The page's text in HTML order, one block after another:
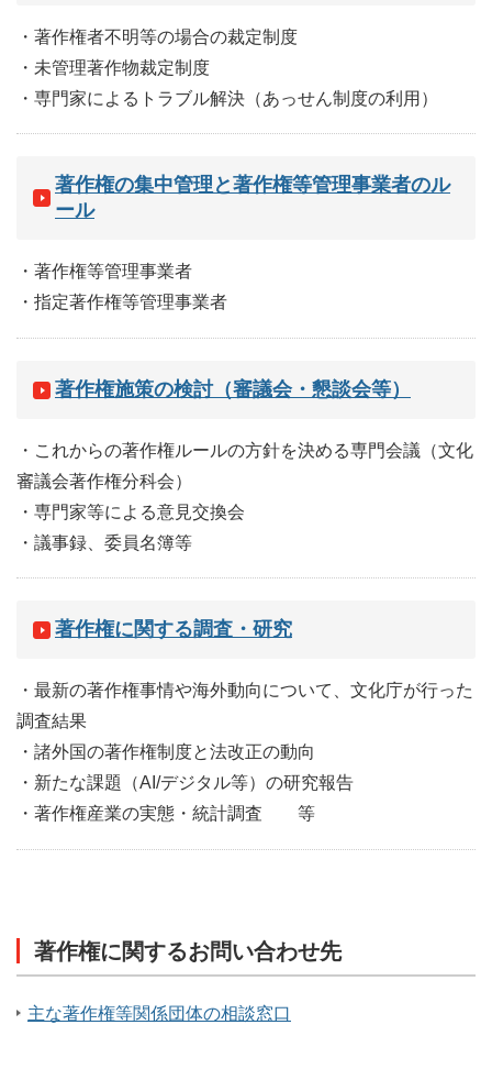
・著作権者不明等の場合の裁定制度
・未管理著作物裁定制度
・専門家によるトラブル解決（あっせん制度の利用）
著作権の集中管理と著作権等管理事業者のル
ール
・著作権等管理事業者
・指定著作権等管理事業者
著作権施策の検討（審議会・懇談会等）
・これからの著作権ルールの方針を決める専門会議（文化
審議会著作権分科会）
・専門家等による意見交換会
・議事録、委員名簿等
著作権に関する調査・研究
・最新の著作権事情や海外動向について、文化庁が行った
調査結果
・諸外国の著作権制度と法改正の動向
・新たな課題（AI/デジタル等）の研究報告
・著作権産業の実態・統計調査 等
著作権に関するお問い合わせ先
主な著作権等関係団体の相談窓口